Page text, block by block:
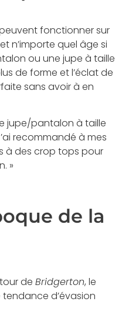
fonctionner sur
n’importe quel âge si
ou une jupe à taille
de forme et l’éclat de
sans avoir à en
jupe/pantalon à taille
recommandé à mes
à des crop tops pour
»
de la
de Bridgerton, le
d’évasion